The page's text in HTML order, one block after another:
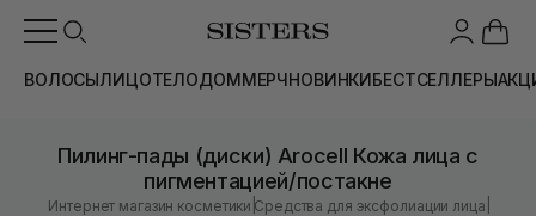
ВОЛОСЫЛИЦОТЕЛОДОММЕРЧНОВИНКИБЕСТСЕЛЛЕРЫ
Пилинг-пады (диски) Arocell Кожа лица с
пигментацией/постакне
Интернет магазин косметики |Средства для эксфолиации лица